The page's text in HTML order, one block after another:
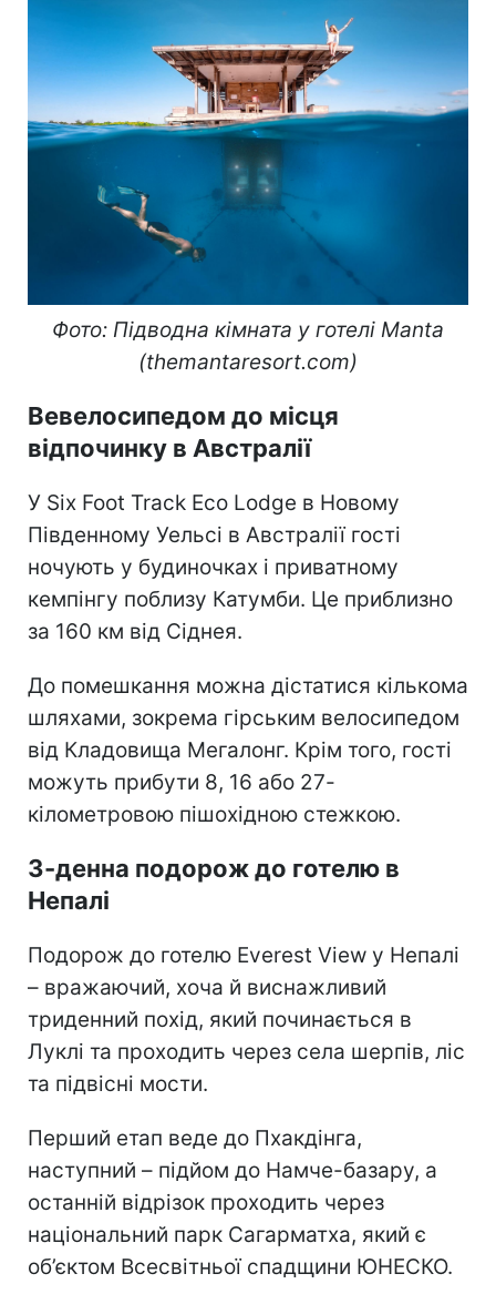
Фото: Підводна кімната у готелі Manta
(themantaresort.com)
Вевелосипедом до місця
відпочинку в Австралії
У Six Foot Track Eco Lodge в Новому
Південному Уельсі в Австралії гості
ночують у будиночках і приватному
кемпінгу поблизу Катумби. Це приблизно
за 160 км від Сіднея.
До помешкання можна дістатися кількома
шляхами, зокрема гірським велосипедом
від Кладовища Мегалонг. Крім того, гості
можуть прибути 8, 16 або 27-
кілометровою пішохідною стежкою.
3-денна подорож до готелю в
Непалі
Подорож до готелю Everest View у Непалі
– вражаючий, хоча й виснажливий
триденний похід, який починається в
Луклі та проходить через села шерпів, ліс
та підвісні мости.
Перший етап веде до Пхакдінга,
наступний – підйом до Намче-базару, а
останній відрізок проходить через
національний парк Сагарматха, який є
об’єктом Всесвітньої спадщини ЮНЕСКО.